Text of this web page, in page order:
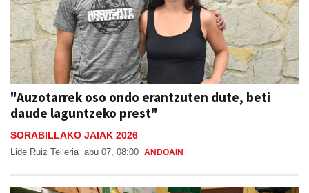
"Auzotarrek oso ondo erantzuten dute, beti
daude laguntzeko prest"
SORABILLAKO JAIAK 2026
Lide Ruiz Telleria abu 07, 08:00 ANDOAIN